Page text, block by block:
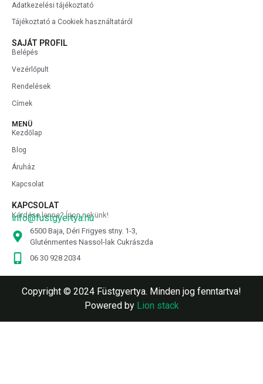
Adatkezelési tájékoztató
Tájékoztató a Cookiek használtatáról
SAJÁT PROFIL
Belépés
Vezérlőpult
Rendelések
Címek
MENÜ
Kezdőlap
Blog
Áruház
Kapcsolat
KAPCSOLAT
Kérdése lenne? Írjon nekünk!
info@fustgyertya.hu
6500 Baja, Déri Frigyes stny. 1-3,
Gluténmentes Nassol-lak Cukrászda
06 30 928 2034
Copyright © 2024 Füstgyertya. Minden jog fenntartva!
Powered by Lion stack